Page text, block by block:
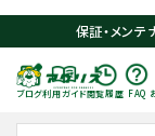
保証・メンテ
ブログ利用ガイド閲覧履歴 FAQ